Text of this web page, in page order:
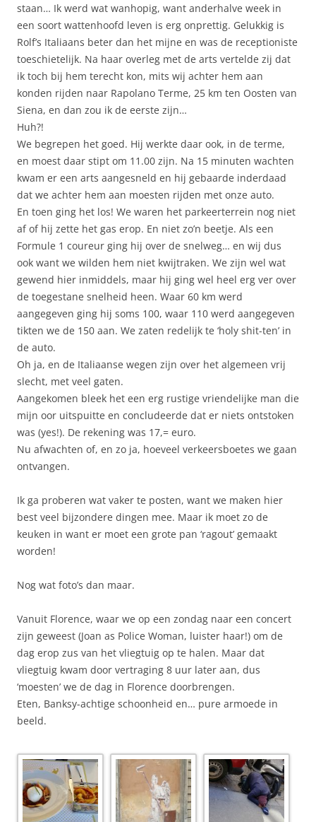
staan… Ik werd wat wanhopig, want anderhalve week in
een soort wattenhoofd leven is erg onprettig. Gelukkig is
Rolf’s Italiaans beter dan het mijne en was de receptioniste
toeschietelijk. Na haar overleg met de arts vertelde zij dat
ik toch bij hem terecht kon, mits wij achter hem aan
konden rijden naar Rapolano Terme, 25 km ten Oosten van
Siena, en dan zou ik de eerste zijn…
Huh?!
We begrepen het goed. Hij werkte daar ook, in de terme,
en moest daar stipt om 11.00 zijn. Na 15 minuten wachten
kwam er een arts aangesneld en hij gebaarde inderdaad
dat we achter hem aan moesten rijden met onze auto.
En toen ging het los! We waren het parkeerterrein nog niet
af of hij zette het gas erop. En niet zo’n beetje. Als een
Formule 1 coureur ging hij over de snelweg… en wij dus
ook want we wilden hem niet kwijtraken. We zijn wel wat
gewend hier inmiddels, maar hij ging wel heel erg ver over
de toegestane snelheid heen. Waar 60 km werd
aangegeven ging hij soms 100, waar 110 werd aangegeven
tikten we de 150 aan. We zaten redelijk te ‘holy shit-ten’ in
de auto.
Oh ja, en de Italiaanse wegen zijn over het algemeen vrij
slecht, met veel gaten.
Aangekomen bleek het een erg rustige vriendelijke man die
mijn oor uitspuitte en concludeerde dat er niets ontstoken
was (yes!). De rekening was 17,= euro.
Nu afwachten of, en zo ja, hoeveel verkeersboetes we gaan
ontvangen.
Ik ga proberen wat vaker te posten, want we maken hier
best veel bijzondere dingen mee. Maar ik moet zo de
keuken in want er moet een grote pan ‘ragout’ gemaakt
worden!
Nog wat foto’s dan maar.
Vanuit Florence, waar we op een zondag naar een concert
zijn geweest (Joan as Police Woman, luister haar!) om de
dag erop zus van het vliegtuig op te halen. Maar dat
vliegtuig kwam door vertraging 8 uur later aan, dus
‘moesten’ we de dag in Florence doorbrengen.
Eten, Banksy-achtige schoonheid en… pure armoede in
beeld.